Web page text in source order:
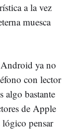
a la vez
muesca
ya no
con lector
algo bastante
de Apple
pensar